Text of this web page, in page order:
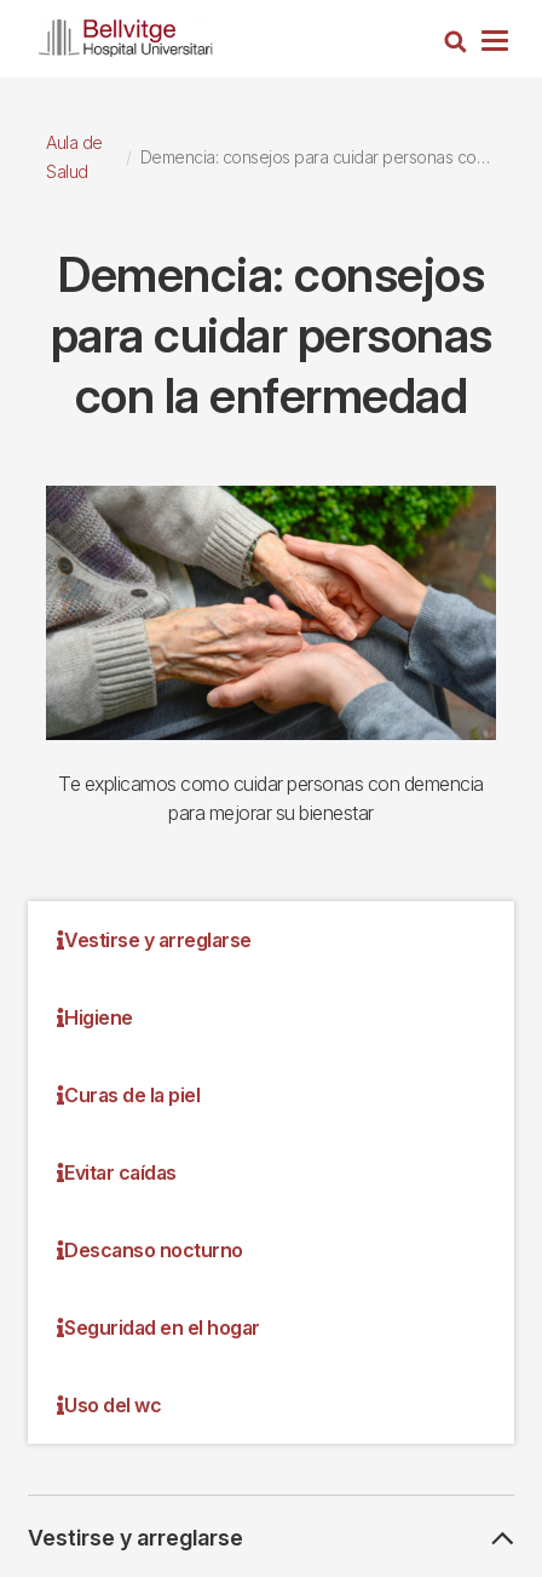
Busca
Aula de
Salud
Demencia: consejos para cuidar personas con la enfermedad
Demencia: consejos
para cuidar personas
con la enfermedad
Imagen
Te explicamos como cuidar personas con demencia
para mejorar su bienestar
Vestirse y arreglarse
Higiene
Curas de la piel
Evitar caídas
Descanso nocturno
Seguridad en el hogar
Uso del wc
Vestirse y arreglarse